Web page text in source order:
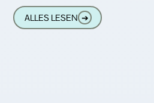
ALLES LESEN ➔